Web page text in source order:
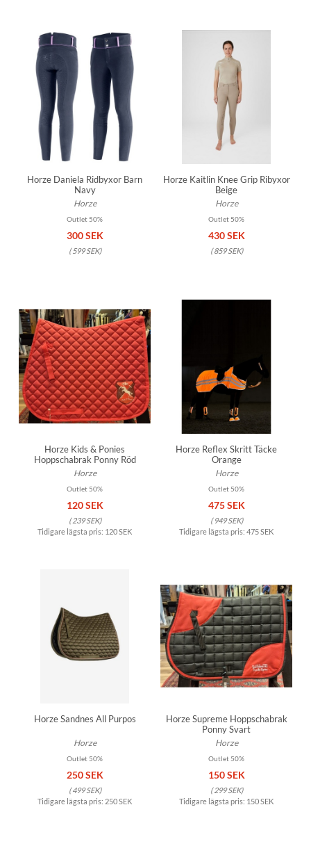
Horze Daniela Ridbyxor Barn
Navy
Horze
Outlet 50%
300 SEK
(599 SEK)
Horze Kaitlin Knee Grip Ribyxor
Beige
Horze
Outlet 50%
430 SEK
(859 SEK)
Horze Kids & Ponies
Hoppschabrak Ponny Röd
Horze
Outlet 50%
120 SEK
(239 SEK)
Tidigare lägsta pris: 120 SEK
Horze Reflex Skritt Täcke
Orange
Horze
Outlet 50%
475 SEK
(949 SEK)
Tidigare lägsta pris: 475 SEK
Horze Sandnes All Purpos
Horze
Outlet 50%
250 SEK
(499 SEK)
Tidigare lägsta pris: 250 SEK
Horze Supreme Hoppschabrak
Ponny Svart
Horze
Outlet 50%
150 SEK
(299 SEK)
Tidigare lägsta pris: 150 SEK